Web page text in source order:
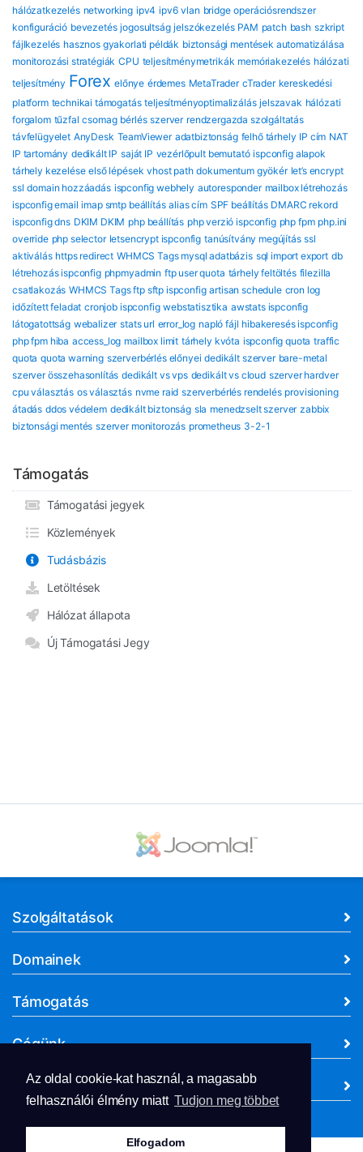
Az oldal cookie-kat használ, a magasabb
felhasználói élmény miatt Tudjon meg többet
Elfogadom
hálózatkezelés networking ipv4 ipv6 vlan bridge operációsrendszer
konfiguráció bevezetés jogosultság jelszókezelés PAM patch bash szkript
fájlkezelés hasznos gyakorlati példák biztonsági mentések automatizálása
monitorozási stratégiák CPU teljesítménymetrikák memóriakezelés hálózati
teljesítmény Forex előnye érdemes MetaTrader cTrader kereskedési
platform technikai támogatás teljesítményoptimalizálás jelszavak hálózati
forgalom tűzfal csomag bérlés szerver rendzergazda szolgáltatás
távfelügyelet AnyDesk TeamViewer adatbiztonság felhő tárhely IP cím NAT
IP tartomány dedikált IP saját IP vezérlőpult bemutató ispconfig alapok
tárhely kezelése első lépések vhost path dokumentum gyökér let’s encrypt
ssl domain hozzáadás ispconfig webhely autoresponder mailbox létrehozás
ispconfig email imap smtp beállítás alias cím SPF beállítás DMARC rekord
ispconfig dns DKIM DKIM php beállítás php verzió ispconfig php fpm php.ini
override php selector letsencrypt ispconfig tanúsítvány megújítás ssl
aktiválás https redirect WHMCS Tags mysql adatbázis sql import export db
létrehozás ispconfig phpmyadmin ftp user quota tárhely feltöltés filezilla
csatlakozás WHMCS Tags ftp sftp ispconfig artisan schedule cron log
időzített feladat cronjob ispconfig webstatisztika awstats ispconfig
látogatottság webalizer stats url error_log napló fájl hibakeresés ispconfig
php fpm hiba access_log mailbox limit tárhely kvóta ispconfig quota traffic
quota quota warning szerverbérlés előnyei dedikált szerver bare-metal
szerver összehasonlítás dedikált vs vps dedikált vs cloud szerver hardver
cpu választás os választás nvme raid szerverbérlés rendelés provisioning
átadás ddos védelem dedikált biztonság sla menedzselt szerver zabbix
biztonsági mentés szerver monitorozás prometheus 3-2-1
Támogatás
Támogatási jegyek
Közlemények
Tudásbázis
Letöltések
Hálózat állapota
Új Támogatási Jegy
Szolgáltatások
Domainek
Támogatás
Cégünk
Dokumentumok